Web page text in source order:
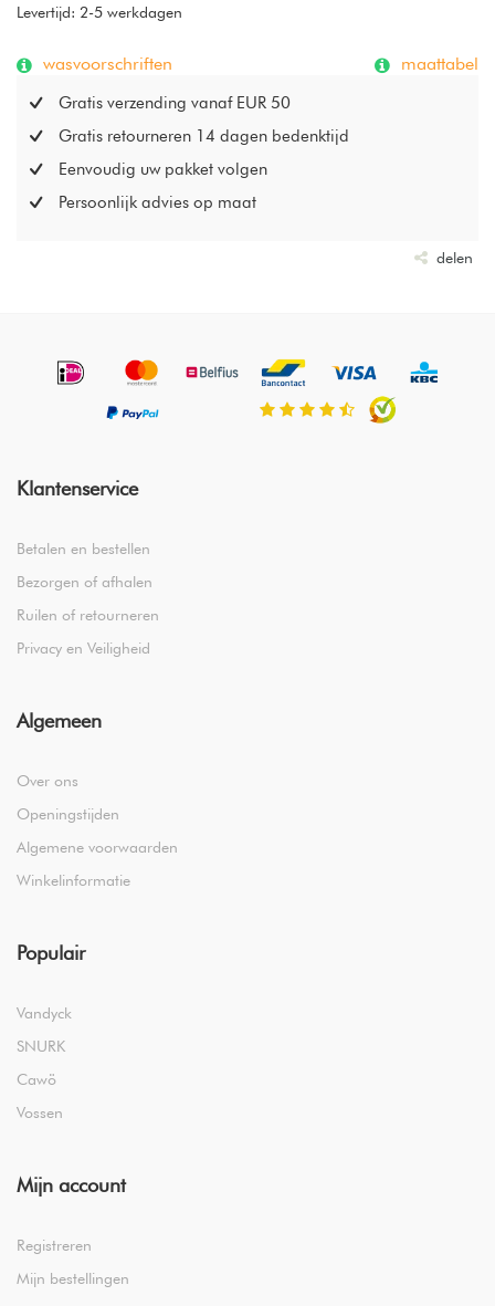
Levertijd: 2-5 werkdagen
wasvoorschriften maattabel
Gratis verzending vanaf EUR 50
Gratis retourneren 14 dagen bedenktijd
Eenvoudig uw pakket volgen
Persoonlijk advies op maat
delen
Klantenservice
Betalen en bestellen
Bezorgen of afhalen
Ruilen of retourneren
Privacy en Veiligheid
Algemeen
Over ons
Openingstijden
Algemene voorwaarden
Winkelinformatie
Populair
Vandyck
SNURK
Cawö
Vossen
Mijn account
Registreren
Mijn bestellingen